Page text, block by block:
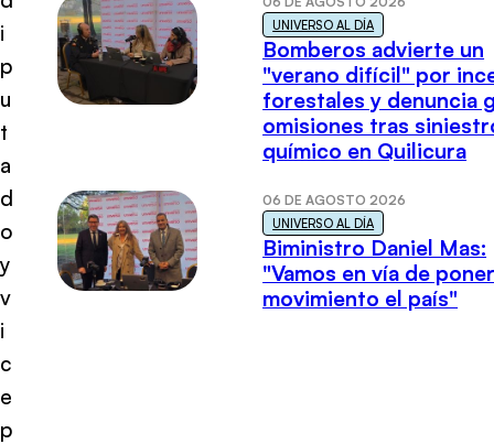
i
p
u
t
a
d
o
y
v
i
c
e
p
UNIVERSO AL DÍA
Bomberos advierte un
"verano difícil" por
forestales y denuncia
omisiones tras
químico en Quilicura
06 DE AGOSTO 2026
UNIVERSO AL DÍA
Biministro Daniel Mas:
"Vamos en vía de
movimiento el país"